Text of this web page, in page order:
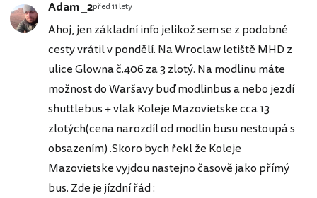
Adam _2před 11 lety
Ahoj, jen základní info jelikož sem se z podobné
cesty vrátil v pondělí. Na Wroclaw letiště MHD z
ulice Glowna č.406 za 3 zlotý. Na modlinu máte
možnost do Waršavy buď modlinbus a nebo jezdí
shuttlebus + vlak Koleje Mazovietske cca 13
zlotých(cena narozdíl od modlin busu nestoupá s
obsazením) .Skoro bych řekl že Koleje
Mazovietske vyjdou nastejno časově jako přímý
bus. Zde je jízdní řád :